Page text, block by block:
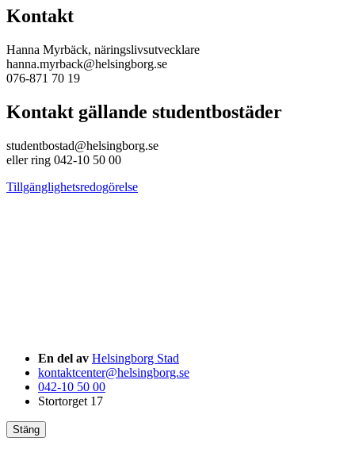
Kontakt
Hanna Myrbäck, näringslivsutvecklare
hanna.myrback@helsingborg.se
076-871 70 19
Kontakt gällande studentbostäder
studentbostad@helsingborg.se
eller ring 042-10 50 00
Tillgänglighetsredogörelse
En del av Helsingborg Stad
kontaktcenter@helsingborg.se
042-10 50 00
Stortorget 17
Stäng